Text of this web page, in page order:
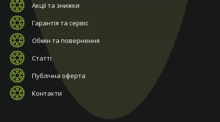
Акції та знижки
Гарантія та сервіс
Обмін та повернення
Статті
Публічна оферта
Контакти